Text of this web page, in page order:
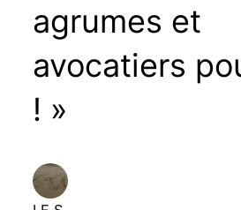
agrumes et
avocatiers
! »